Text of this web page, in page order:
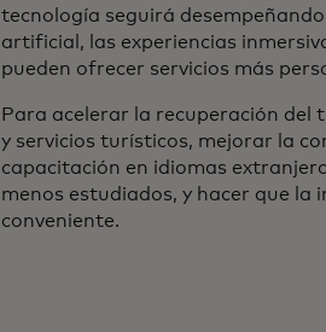
tecnología seguirá
artificial, las experiencias
pueden ofrecer servicios más
Para acelerar la recuperación
y servicios turísticos, mejorar la
capacitación en idiomas
menos estudiados, y hacer que
conveniente.